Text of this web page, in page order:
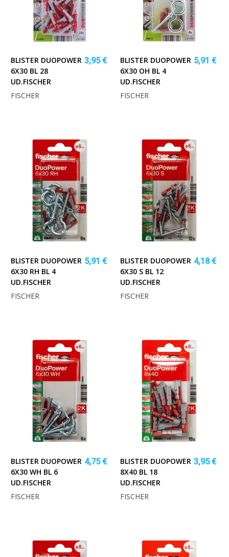
BLISTER DUOPOWER
6X30 BL 28
UD.FISCHER
3,95 €
FISCHER
BLISTER DUOPOWER
6X30 OH BL 4
UD.FISCHER
5,91 €
FISCHER
BLISTER DUOPOWER
6X30 RH BL 4
UD.FISCHER
5,91 €
FISCHER
BLISTER DUOPOWER
6X30 S BL 12
UD.FISCHER
4,18 €
FISCHER
BLISTER DUOPOWER
6X30 WH BL 6
UD.FISCHER
4,75 €
FISCHER
BLISTER DUOPOWER
8X40 BL 18
UD.FISCHER
3,95 €
FISCHER